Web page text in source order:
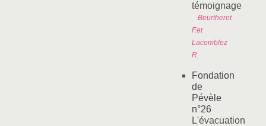
témoignage
Beurtheret
F.et
Lacomblez
R.
Fondation
de
Pévèle
n°26
L'évacuation